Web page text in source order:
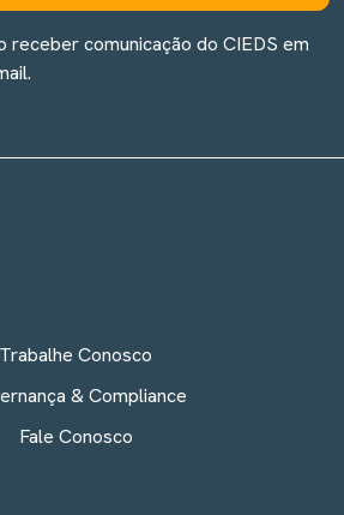
receber comunicação do CIEDS em
Trabalhe Conosco
& Compliance
Fale Conosco